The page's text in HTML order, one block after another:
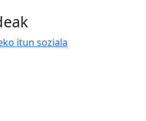
itun soziala